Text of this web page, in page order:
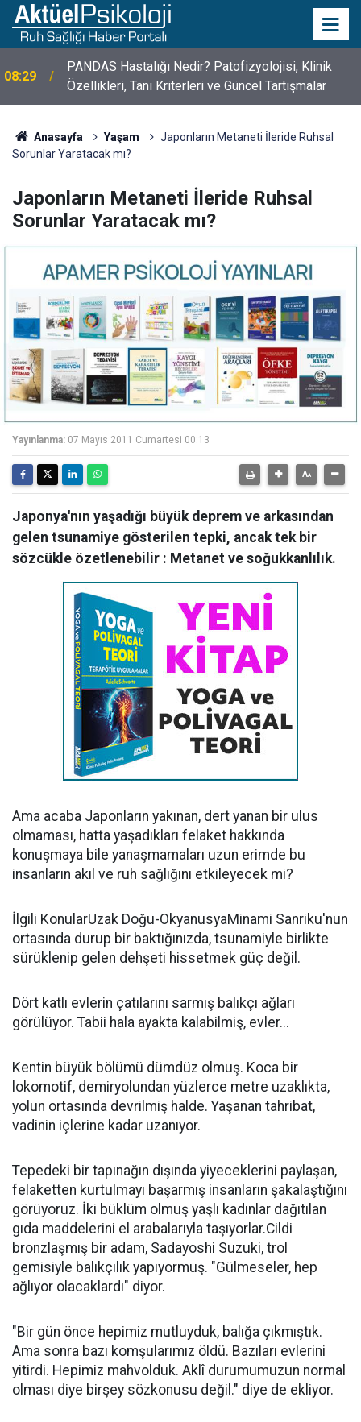
10:30
10 Mayıs Psikologlar Günü Nasıl Ortaya Çıktı? 10
Mayıs Tarihinin Hikayesi
Anasayfa Yaşam
Japonların Metaneti İleride Ruhsal
Sorunlar Yaratacak mı?
Japonların Metaneti İleride Ruhsal
Sorunlar Yaratacak mı?
Yayınlanma: 07 Mayıs 2011 Cumartesi 00:13
Japonya'nın yaşadığı büyük deprem ve arkasından
gelen tsunamiye gösterilen tepki, ancak tek bir
sözcükle özetlenebilir : Metanet ve soğukkanlılık.
Ama acaba Japonların yakınan, dert yanan bir ulus
olmaması, hatta yaşadıkları felaket hakkında
konuşmaya bile yanaşmamaları uzun erimde bu
insanların akıl ve ruh sağlığını etkileyecek mi?
İlgili KonularUzak Doğu-OkyanusyaMinami Sanriku'nun
ortasında durup bir baktığınızda, tsunamiyle birlikte
sürüklenip gelen dehşeti hissetmek güç değil.
Dört katlı evlerin çatılarını sarmış balıkçı ağları
görülüyor. Tabii hala ayakta kalabilmiş, evler...
Kentin büyük bölümü dümdüz olmuş. Koca bir
lokomotif, demiryolundan yüzlerce metre uzaklıkta,
yolun ortasında devrilmiş halde. Yaşanan tahribat,
vadinin içlerine kadar uzanıyor.
Tepedeki bir tapınağın dışında yiyeceklerini paylaşan,
felaketten kurtulmayı başarmış insanların şakalaştığını
görüyoruz. İki büklüm olmuş yaşlı kadınlar dağıtılan
gıda maddelerini el arabalarıyla taşıyorlar.Cildi
bronzlaşmış bir adam, Sadayoshi Suzuki, trol
gemisiyle balıkçılık yapıyormuş. "Gülmeseler, hep
ağlıyor olacaklardı" diyor.
"Bir gün önce hepimiz mutluyduk, balığa çıkmıştık.
Ama sonra bazı komşularımız öldü. Bazıları evlerini
yitirdi. Hepimiz mahvolduk. Aklî durumumuzun normal
olması diye birşey sözkonusu değil." diye de ekliyor.